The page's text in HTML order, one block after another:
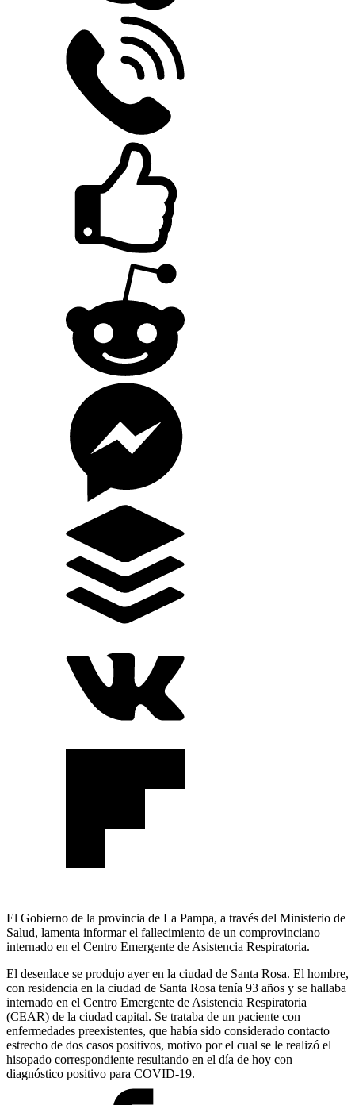
El Gobierno de la provincia de La Pampa, a través del Ministerio de
Salud, lamenta informar el fallecimiento de un comprovinciano
internado en el Centro Emergente de Asistencia Respiratoria.
El desenlace se produjo ayer en la ciudad de Santa Rosa. El hombre,
con residencia en la ciudad de Santa Rosa tenía 93 años y se hallaba
internado en el Centro Emergente de Asistencia Respiratoria
(CEAR) de la ciudad capital. Se trataba de un paciente con
enfermedades preexistentes, que había sido considerado contacto
estrecho de dos casos positivos, motivo por el cual se le realizó el
hisopado correspondiente resultando en el día de hoy con
diagnóstico positivo para COVID-19.